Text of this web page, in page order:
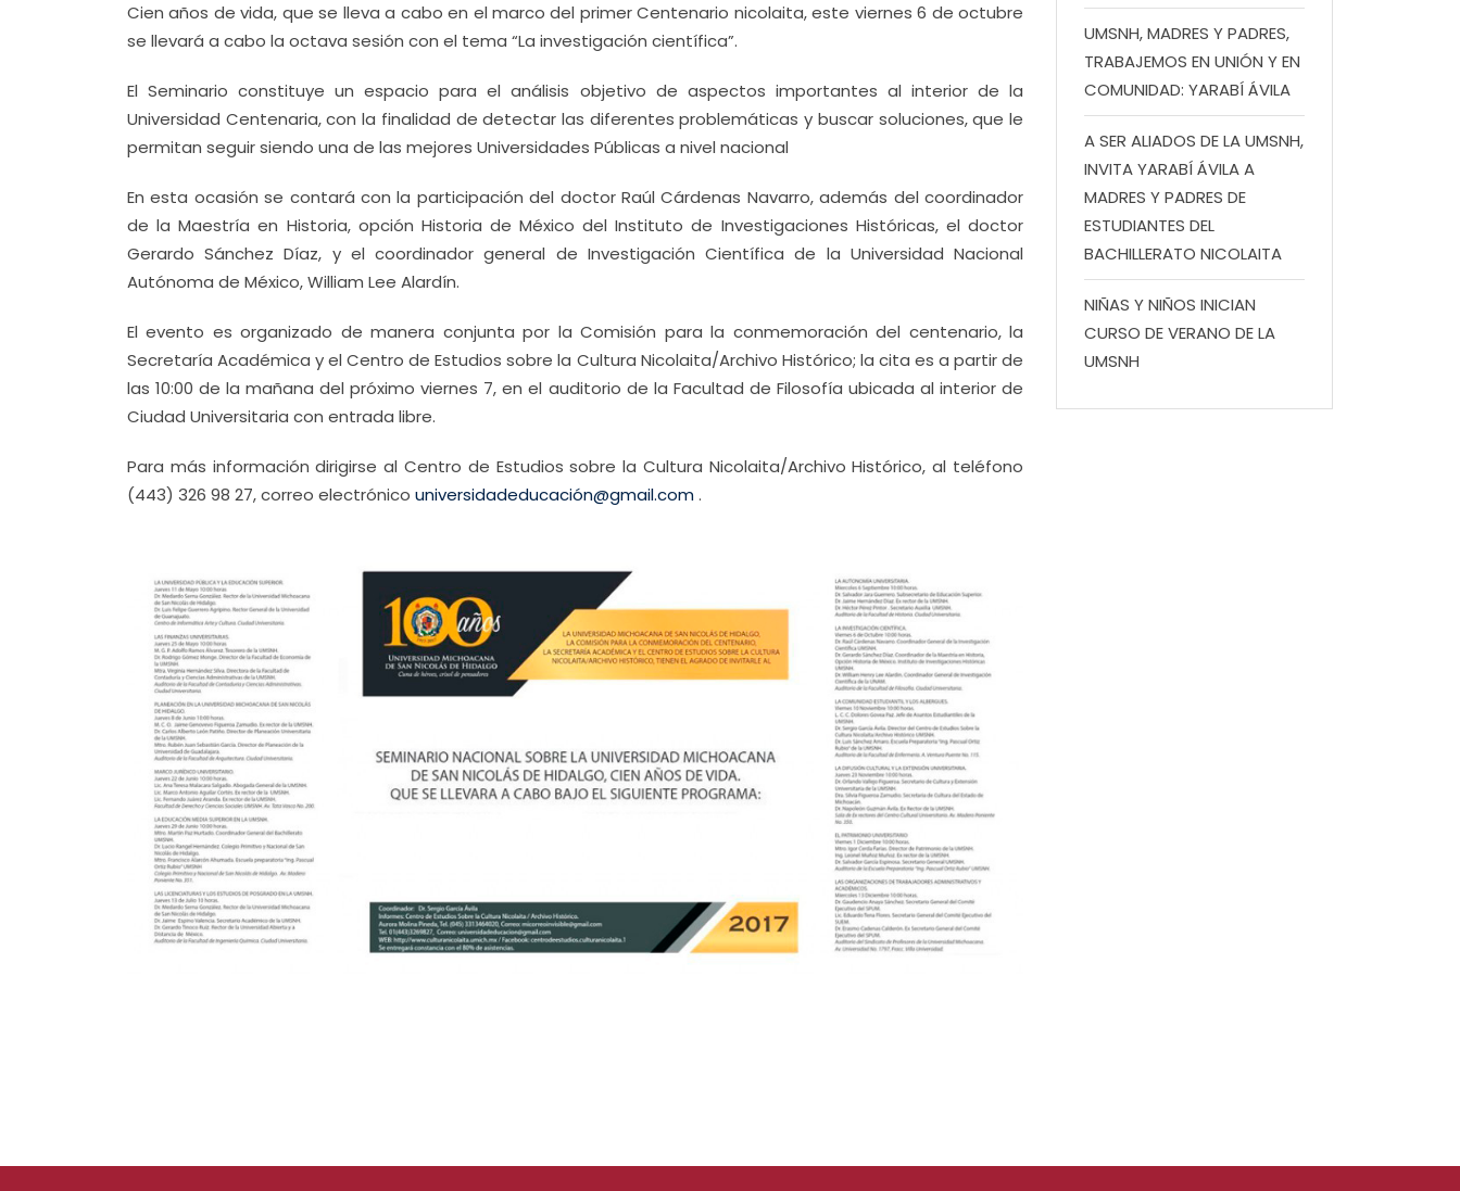
Cien años de vida, que se lleva a cabo en el marco del primer Centenario nicolaita, este viernes 6 de octubre
se llevará a cabo la octava sesión con el tema “La investigación científica”.
El Seminario constituye un espacio para el análisis objetivo de aspectos importantes al interior de la
Universidad Centenaria, con la finalidad de detectar las diferentes problemáticas y buscar soluciones, que le
permitan seguir siendo una de las mejores Universidades Públicas a nivel nacional
En esta ocasión se contará con la participación del doctor Raúl Cárdenas Navarro, además del coordinador
de la Maestría en Historia, opción Historia de México del Instituto de Investigaciones Históricas, el doctor
Gerardo Sánchez Díaz, y el coordinador general de Investigación Científica de la Universidad Nacional
Autónoma de México, William Lee Alardín.
El evento es organizado de manera conjunta por la Comisión para la conmemoración del centenario, la
Secretaría Académica y el Centro de Estudios sobre la Cultura Nicolaita/Archivo Histórico; la cita es a partir de
las 10:00 de la mañana del próximo viernes 7, en el auditorio de la Facultad de Filosofía ubicada al interior de
Ciudad Universitaria con entrada libre.
Para más información dirigirse al Centro de Estudios sobre la Cultura Nicolaita/Archivo Histórico, al teléfono
(443) 326 98 27, correo electrónico universidadeducación@gmail.com.
UMSNH, MADRES Y PADRES,
TRABAJEMOS EN UNIÓN Y EN
COMUNIDAD: YARABÍ ÁVILA
A SER ALIADOS DE LA UMSNH,
INVITA YARABÍ ÁVILA A
MADRES Y PADRES DE
ESTUDIANTES DEL
BACHILLERATO NICOLAITA
NIÑAS Y NIÑOS INICIAN
CURSO DE VERANO DE LA
UMSNH